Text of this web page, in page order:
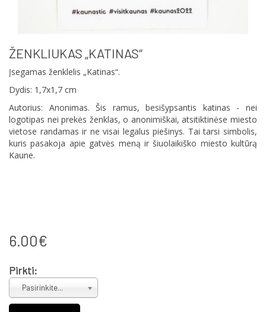
ŽENKLIUKAS „KATINAS“
Įsegamas ženklelis „Katinas“.
Dydis: 1,7x1,7 cm
Autorius: Anonimas. Šis ramus, besišypsantis katinas - nei
logotipas nei prekės ženklas, o anonimiškai, atsitiktinėse miesto
vietose randamas ir ne visai legalus piešinys. Tai tarsi simbolis,
kuris pasakoja apie gatvės meną ir šiuolaikiško miesto kultūrą
Kaune.
6.00€
Pirkti:
Pasirinkite...